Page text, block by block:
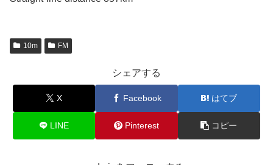
10m FM
シェアする
X Facebook はてブ
LINE Pinterest コピー